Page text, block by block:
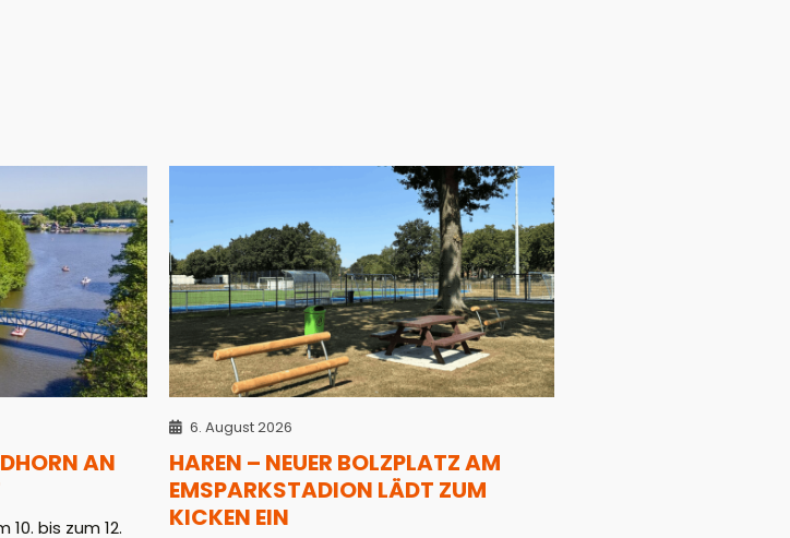
AN
bis zum 12.
6. August 2026
HAREN – NEUER BOLZPLATZ AM
EMSPARKSTADION LÄDT ZUM
KICKEN EIN